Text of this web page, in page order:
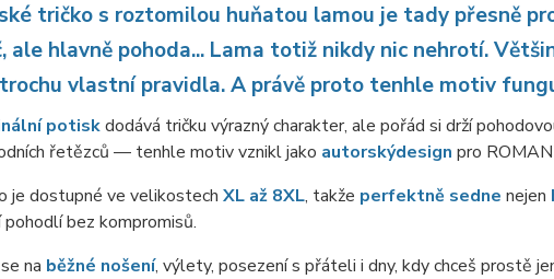
tričko s roztomilou huňatou lamou je tady přesně
ale hlavně pohoda... Lama totiž nikdy nic nehrotí.
vlastní pravidla. A právě proto tenhle motiv
potiskdodává tričku výrazný charakter, ale pořád si drží
řetězců — tenhle motiv vznikl jako autorskýdesign pro
je dostupné ve velikostech XL až 8XL, takže perfektně sedne nejen
pohodlí bez kompromisů.
na běžné nošení, výlety, posezení s přáteli i dny, kdy chceš prostě